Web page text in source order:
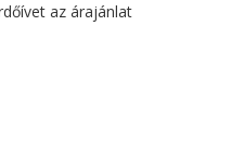
az árajánlat